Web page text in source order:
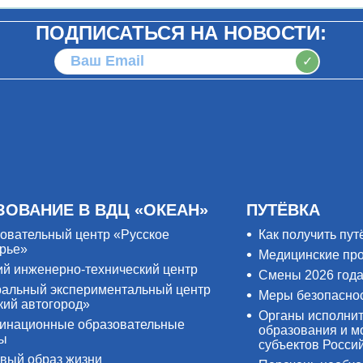
ПОДПИСАТЬСЯ НА НОВОСТИ:
✓
В ВДЦ «ОКЕАН»
центр «Русское
инженерно-технический центр
экспериментальный центр
автогород»
образовательные
образ жизни
ПУТЁВКА
Как получить
Медицинские
Смены 2026 года
Меры
Органы
образования и
субъектов